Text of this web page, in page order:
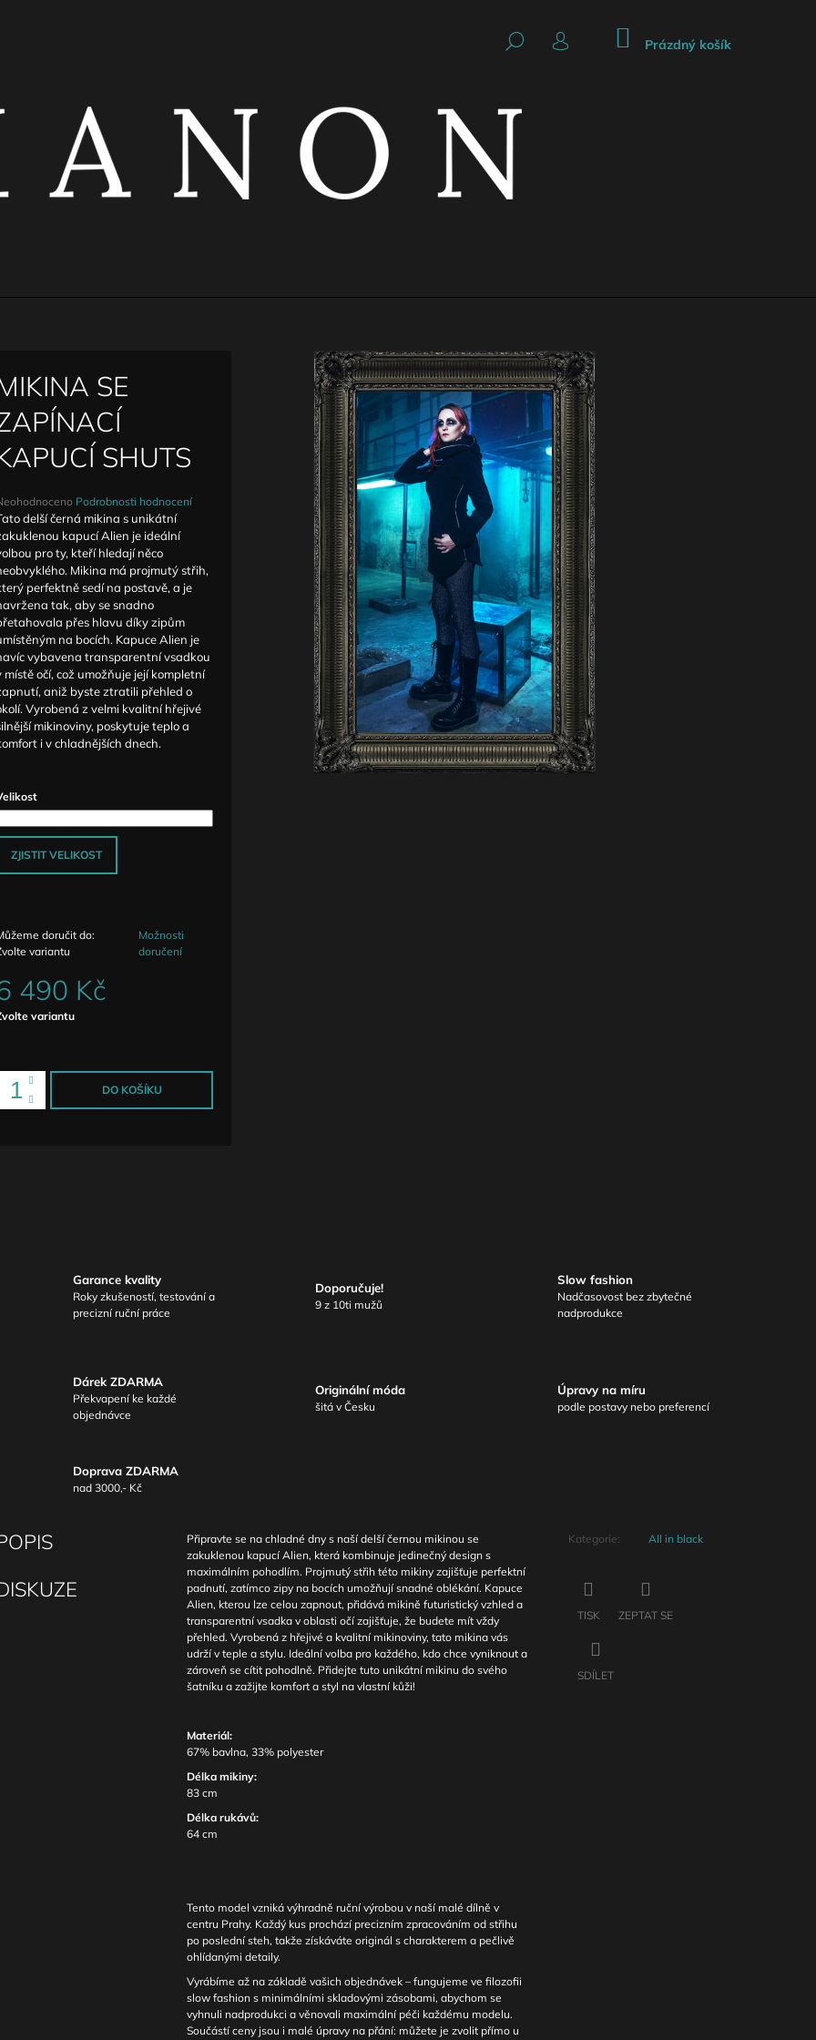
HLEDAT
PŘIHLÁŠENÍ
NÁKUPNÍ
KOŠÍK
Prázdný košík
SE
SHUTS
hvězdiček.
Podrobnosti hodnocení
delší černá mikina s unikátní
kapucí Alien je ideální
pro ty, kteří hledají něco
Mikina má projmutý střih,
perfektně sedí na postavě, a je
tak, aby se snadno
přes hlavu díky zipům
na bocích. Kapuce Alien je
vybavena transparentní vsadkou
místě očí, což umožňuje její kompletní
aniž byste ztratili přehled o
Vyrobená z velmi kvalitní hřejivé
mikinoviny, poskytuje teplo a
i v chladnějších dnech.
ZJISTIT VELIKOST
doručit do:
variantu
Možnosti
doručení
490 Kč
variantu
DO KOŠÍKU
Garance kvality
Roky zkušeností, testování a
precizní ruční práce
Doporučuje!
9 z 10ti mužů
Slow fashion
Nadčasovost bez zbytečné
nadprodukce
Dárek ZDARMA
Překvapení ke každé
objednávce
Originální móda
šitá v Česku
Úpravy na míru
podle postavy nebo preferencí
Doprava ZDARMA
nad 3000,- Kč
Připravte se na chladné dny s naší delší černou mikinou se
zakuklenou kapucí Alien, která kombinuje jedinečný design s
maximálním pohodlím. Projmutý střih této mikiny zajišťuje perfektní
padnutí, zatímco zipy na bocích umožňují snadné oblékání. Kapuce
Alien, kterou lze celou zapnout, přidává mikině futuristický vzhled a
transparentní vsadka v oblasti očí zajišťuje, že budete mít vždy
přehled. Vyrobená z hřejivé a kvalitní mikinoviny, tato mikina vás
udrží v teple a stylu. Ideální volba pro každého, kdo chce vyniknout a
zároveň se cítit pohodlně. Přidejte tuto unikátní mikinu do svého
šatníku a zažijte komfort a styl na vlastní kůži!
Materiál:
67% bavlna, 33% polyester
Délka mikiny:
83 cm
Délka rukávů:
64 cm
Tento model vzniká výhradně ruční výrobou v naší malé dílně v
centru Prahy. Každý kus prochází precizním zpracováním od střihu
po poslední steh, takže získáváte originál s charakterem a pečlivě
ohlídanými detaily.
Vyrábíme až na základě vašich objednávek – fungujeme ve filozofii
slow fashion s minimálními skladovými zásobami, abychom se
vyhnuli nadprodukci a věnovali maximální péči každému modelu.
Součástí ceny jsou i malé úpravy na přání: můžete je zvolit přímo u
Kategorie: All in black
TISK ZEPTAT SE
SDÍLET
CO POTŘEBUJETE NAJÍT?
HLEDAT
ŘASENÝ TOP S KOVOVÝMI
ANTIQUE
590 Kč
ČERNÁ ELASTICKÁ SUKNĚ SE
ZVÝŠENÝM PASEM PET
1 690 Kč